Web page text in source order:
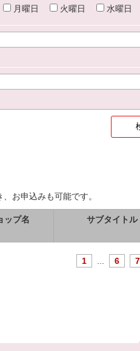
月曜日 火曜日 水曜日
お申込みも可能です。
ップ名 サブタイトル
1 6 7